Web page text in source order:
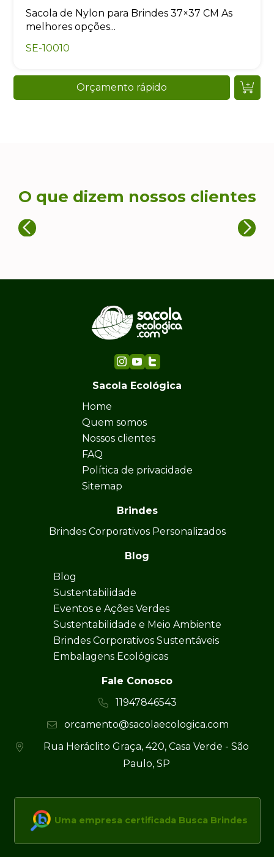
Sacola de Nylon para Brindes 37×37 CM As
melhores opções...
SE-10010
Orçamento rápido
O que dizem nossos clientes
Sacola Ecológica
Home
Quem somos
Nossos clientes
FAQ
Política de privacidade
Sitemap
Brindes
Brindes Corporativos Personalizados
Blog
Blog
Sustentabilidade
Eventos e Ações Verdes
Sustentabilidade e Meio Ambiente
Brindes Corporativos Sustentáveis
Embalagens Ecológicas
Fale Conosco
11947846543
orcamento@sacolaecologica.com
Rua Heráclito Graça, 420, Casa Verde - São
Paulo, SP
Uma empresa certificada Busca Brindes